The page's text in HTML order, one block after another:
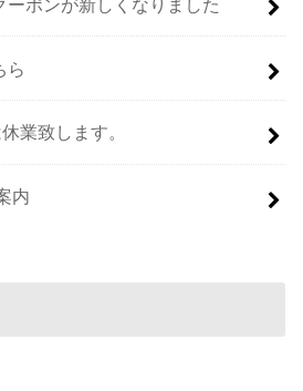
ら
業致します。
内